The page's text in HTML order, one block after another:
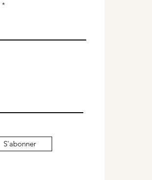
S'abonner